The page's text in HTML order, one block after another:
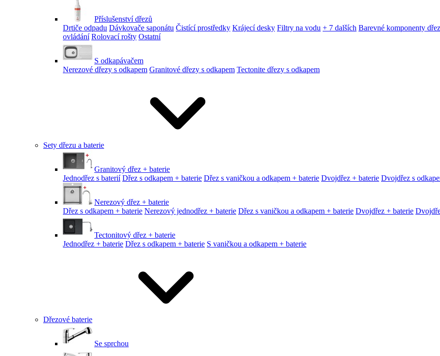
Příslušenství dřezů
Drtiče odpadu Dávkovače saponátu Čistící prostředky Krájecí desky Filtry na vodu + 7 dalších Barevné komponenty
ovládání Rolovací rošty Ostatní
S odkapávačem
Nerezové dřezy s odkapem Granitové dřezy s odkapem Tectonite dřezy s odkapem
Sety dřezu a baterie
Granitový dřez + baterie
Jednodřez s baterií Dřez s odkapem + baterie Dřez s vaničkou a odkapem + baterie Dvojdřez + baterie Dvojdřez s
Nerezový dřez + baterie
Dřez s odkapem + baterie Nerezový jednodřez + baterie Dřez s vaničkou a odkapem + baterie Dvojdřez + baterie
Tectonitový dřez + baterie
Jednodřez + baterie Dřez s odkapem + baterie S vaničkou a odkapem + baterie
Dřezové baterie
Se sprchou